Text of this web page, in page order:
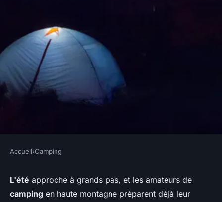
CAMPING
Comment choisir le bon
Accueil›Camping
L'été approche à grands pas, et les amateurs de
camping en haute montagne préparent déjà leur